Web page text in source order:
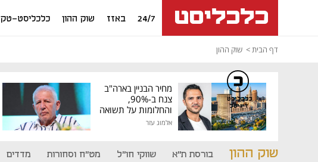
24/7 באזז שוק ההון כלכליסט-טק
דף הבית שוק ההון
מחיר הבניין בארה"ב
צנח ב-90%,
והחלומות על תשואה
גבוהה התנפצו
אלמוג עזר
שוק ההון בורסת ת"א שווקי חו"ל מט"ח וסחורות מדדים
כלכליסט
דיגיטל